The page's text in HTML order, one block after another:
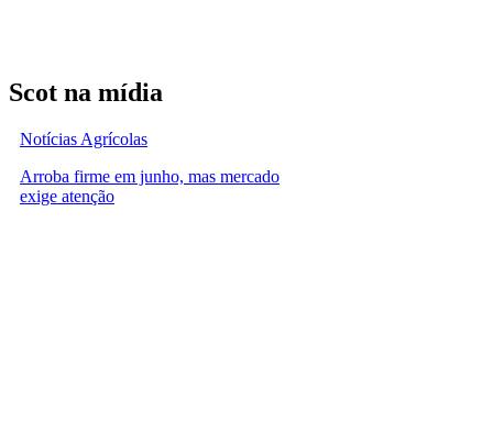
Scot na mídia
Notícias Agrícolas
Arroba firme em junho, mas mercado
exige atenção